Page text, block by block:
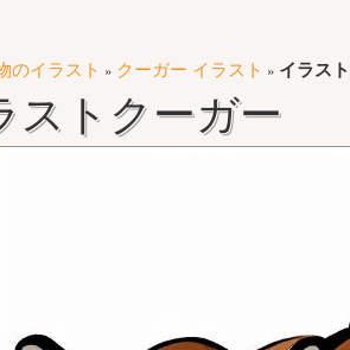
のイラスト » クーガー イラスト » イラス
ストクーガー